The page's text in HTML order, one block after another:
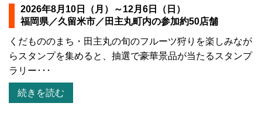
2026年8月10日（月）～12月6日（日）
福岡県／久留米市／田主丸町内の参加約50店舗
くだもののまち・田主丸の旬のフルーツ狩りを楽しみなが
らスタンプを集めると、抽選で豪華景品が当たるスタンプ
ラリー･･･
続きを読む